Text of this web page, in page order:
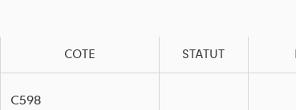
COTE STATUT
C598